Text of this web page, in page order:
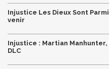
Injustice Les Dieux Sont
venir
Injustice : Martian
DLC